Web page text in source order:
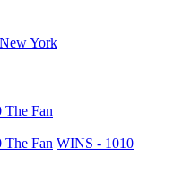
York
The Fan
The Fan WINS - 1010